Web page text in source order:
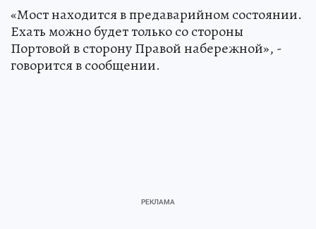
«Мост находится в предаварийном состоянии.
Ехать можно будет только со стороны
Портовой в сторону Правой набережной», -
говорится в сообщении.